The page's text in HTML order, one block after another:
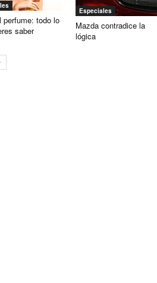
perfume: todo lo
saber
Especiales
Mazda contradice la
lógica